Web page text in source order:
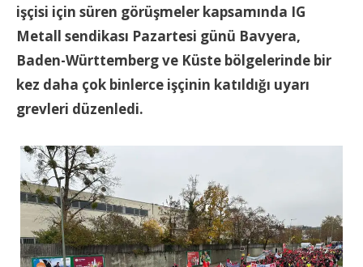
işçisi için süren görüşmeler kapsamında IG
Metall sendikası Pazartesi günü Bavyera,
Baden-Württemberg ve Küste bölgelerinde bir
kez daha çok binlerce işçinin katıldığı uyarı
grevleri düzenledi.